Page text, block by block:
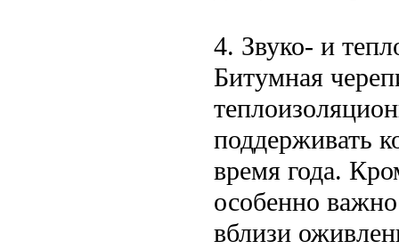
4. Звуко- и
Битумная
поддерживать
время года.
особенно
вблизи